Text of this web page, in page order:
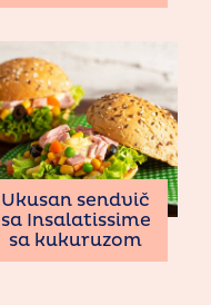
Ukusan sendvič
sa Insalatissime
sa kukuruzom